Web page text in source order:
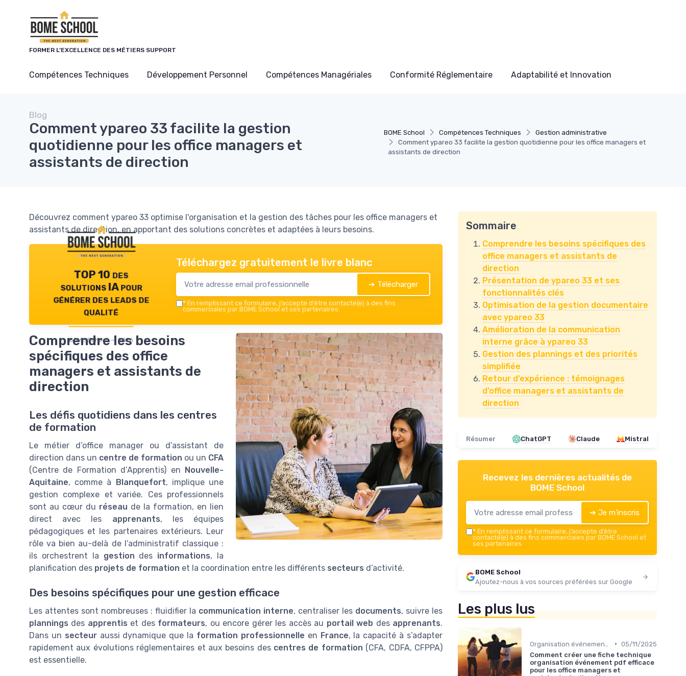
FORMER L’EXCELLENCE DES MÉTIERS SUPPORT
Compétences Techniques Développement Personnel Compétences Managériales Conformité Réglementaire Adaptabilité et Innovation
BOME School Compétences Techniques
Gestion administrative
Comment ypareo 33 facilite la gestion quotidienne pour les office managers et
assistants de direction
Blog
Comment ypareo 33 facilite la gestion
quotidienne pour les office managers et
assistants de direction
Découvrez comment ypareo 33 optimise l'organisation et la gestion des tâches pour les office managers et
assistants de direction, en apportant des solutions concrètes et adaptées à leurs besoins.
TOP 10 des
solutions IA pour
générer des leads de
qualité
BOME School — 2026
Téléchargez gratuitement le livre blanc
➔ Télécharger
* En remplissant ce formulaire, j’accepte d’être contacté(e) à des fins
commerciales par BOME School et ses partenaires.
Comprendre les besoins
spécifiques des office
managers et assistants de
direction
Les défis quotidiens dans les centres
de formation
Le métier d’office manager ou d’assistant de
direction dans un centre de formation ou un CFA
(Centre de Formation d’Apprentis) en Nouvelle-
Aquitaine, comme à Blanquefort, implique une
gestion complexe et variée. Ces professionnels
sont au cœur du réseau de la formation, en lien
direct avec les apprenants, les équipes
pédagogiques et les partenaires extérieurs. Leur
rôle va bien au-delà de l’administratif classique :
ils orchestrent la gestion des informations, la
planification des projets de formation et la coordination entre les différents secteurs d’activité.
Des besoins spécifiques pour une gestion efficace
Les attentes sont nombreuses : fluidifier la communication interne, centraliser les documents, suivre les
plannings des apprentis et des formateurs, ou encore gérer les accès au portail web des apprenants.
Dans un secteuraussi dynamique que la formation professionnelle en France, la capacité à s’adapter
rapidement aux évolutions réglementaires et aux besoins des centres de formation (CFA, CDFA, CFPPA)
est essentielle.
Sommaire
Comprendre les besoins spécifiques des
office managers et assistants de
direction
Présentation de ypareo 33 et ses
fonctionnalités clés
Optimisation de la gestion documentaire
avec ypareo 33
Amélioration de la communication
interne grâce à ypareo 33
Gestion des plannings et des priorités
simplifiée
Retour d’expérience : témoignages
d’office managers et assistants de
direction
Résumer ChatGPT Claude Mistral
Recevez les dernières actualités de
BOME School
➔ Je m'inscris
* En remplissant ce formulaire, j’accepte d’être
contacté(e) à des fins commerciales par BOME School et
ses partenaires.
BOME School
Ajoutez-nous à vos sources préférées sur Google
Les plus lus
• 05/11/2025
Comment créer une fiche technique
organisation événement pdf efficace
pour les office managers et